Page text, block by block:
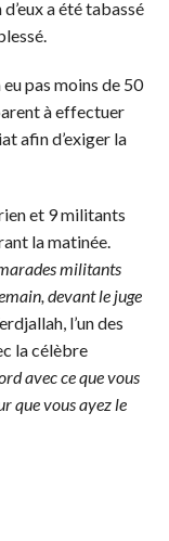
a été tabassé
pas moins de 50
à effectuer
afin d’exiger la
et 9 militants
la matinée.
militants
devant le juge
l’un des
la célèbre
avec ce que vous
que vous ayez le